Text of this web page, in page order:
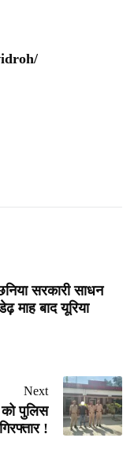
सरकारी साधन
माह बाद यूरिया
Next
को पुलिस
!